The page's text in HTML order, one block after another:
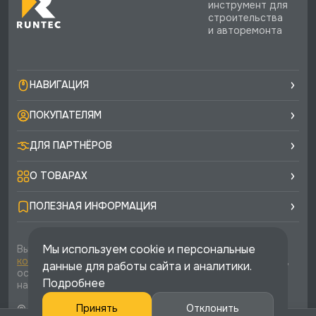
инструмент для
строительства
и авторемонта
НАВИГАЦИЯ
ПОКУПАТЕЛЯМ
ДЛЯ ПАРТНЁРОВ
О ТОВАРАХ
ПОЛЕЗНАЯ ИНФОРМАЦИЯ
Вы соглашаетесь с условиямиполитики
конфиденциальностиипубличной офертыкаждый раз,
оставляя свои данные в любой форме обратной связи
на сайте runtec-shop.ru
© 2026 «Runtec», официальный интернет-магазин. Все
Мы используем cookie и персональные
данные для работы сайта и аналитики.
Подробнее
Принять Отклонить